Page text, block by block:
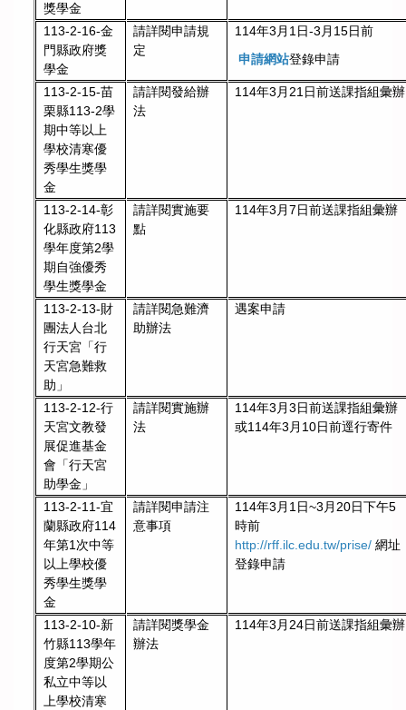
獎學金
113-2-16-金
門縣政府獎
學金
請詳閱申請規
定
114年3月1日-3月15日前
申請網站登錄申請
113-2-15-苗
栗縣113-2學
期中等以上
學校清寒優
秀學生獎學
金
請詳閱發給辦
法
114年3月21日前送課指組彙辦
113-2-14-彰
化縣政府113
學年度第2學
期自強優秀
學生獎學金
請詳閱實施要
點
114年3月7日前送課指組彙辦
113-2-13-財
團法人台北
行天宮「行
天宮急難救
助」
請詳閱急難濟
助辦法
遇案申請
113-2-12-行
天宮文教發
展促進基金
會「行天宮
助學金」
請詳閱實施辦
法
114年3月3日前送課指組彙辦
或114年3月10日前逕行寄件
113-2-11-宜
蘭縣政府114
年第1次中等
以上學校優
秀學生獎學
金
請詳閱申請注
意事項
114年3月1日~3月20日下午5
時前
http://rff.ilc.edu.tw/prise/ 網址
登錄申請
113-2-10-新
竹縣113學年
度第2學期公
私立中等以
上學校清寒
請詳閱獎學金
辦法
114年3月24日前送課指組彙辦